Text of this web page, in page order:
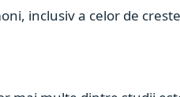
inclusiv a celor de